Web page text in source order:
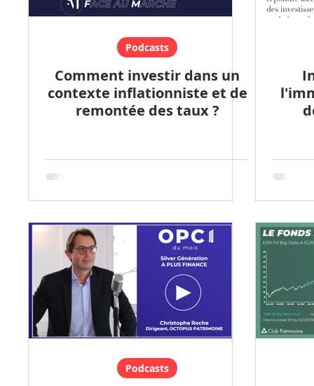
Podcasts
Comment investir dans un
contexte inflationniste et de
remontée des taux ?
Podcasts